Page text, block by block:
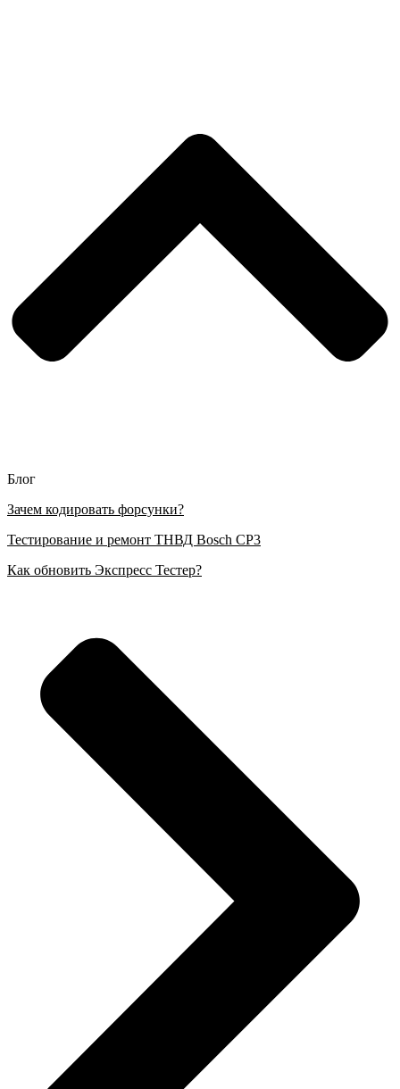
Блог
Зачем кодировать форсунки?
Тестирование и ремонт ТНВД Bosch CP3
Как обновить Экспресс Тестер?